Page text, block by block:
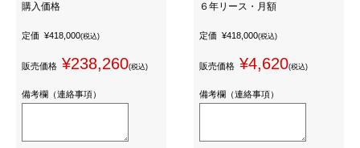
購入価格
定価 ¥418,000(税込)
販売価格 ¥238,260(税込)
備考欄（連絡事項）
６年リース・月額
定価 ¥418,000(税込)
販売価格 ¥4,620(税込)
備考欄（連絡事項）